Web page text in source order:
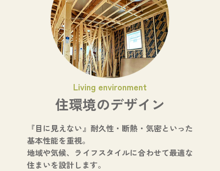
Living environment
住環境のデザイン
『目に見えない』耐久性・断熱・気密といった
基本性能を重視。
地域や気候、ライフスタイルに合わせて最適な
住まいを設計します。